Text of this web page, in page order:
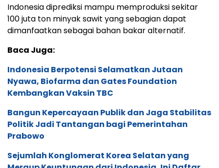
Indonesia diprediksi mampu memproduksi sekitar
100 juta ton minyak sawit yang sebagian dapat
dimanfaatkan sebagai bahan bakar alternatif.
Baca Juga:
Indonesia Berpotensi Selamatkan Jutaan
Nyawa, Biofarma dan Gates Foundation
Kembangkan Vaksin TBC
Bangun Kepercayaan Publik dan Jaga Stabilitas
Politik Jadi Tantangan bagi Pemerintahan
Prabowo
Sejumlah Konglomerat Korea Selatan yang